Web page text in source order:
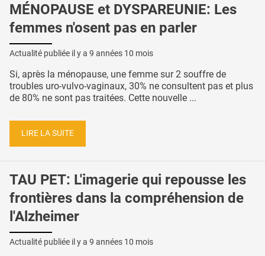
MÉNOPAUSE et DYSPAREUNIE: Les
femmes n'osent pas en parler
Actualité publiée il y a 9 années 10 mois
Si, après la ménopause, une femme sur 2 souffre de
troubles uro-vulvo-vaginaux, 30% ne consultent pas et plus
de 80% ne sont pas traitées. Cette nouvelle ...
LIRE LA SUITE
TAU PET: L'imagerie qui repousse les
frontières dans la compréhension de
l'Alzheimer
Actualité publiée il y a 9 années 10 mois